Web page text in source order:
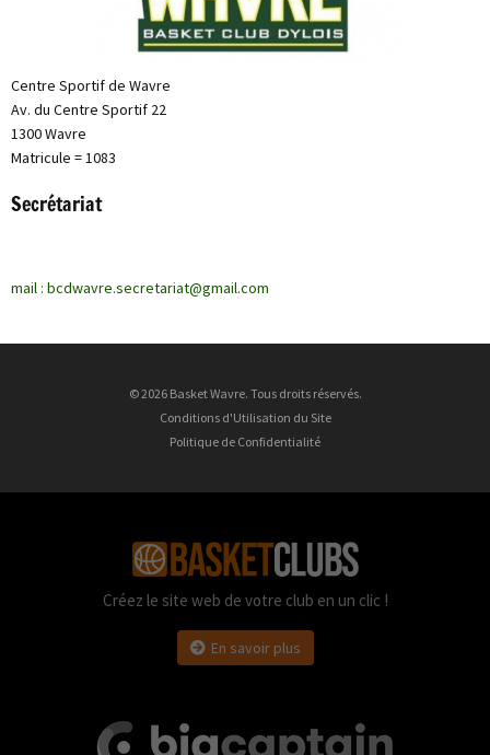
Centre Sportif de Wavre
Av. du Centre Sportif 22
1300 Wavre
Matricule = 1083
Secrétariat
mail : bcdwavre.secretariat@gmail.com
© 2026 Basket Wavre. Tous droits réservés.
Conditions d'Utilisation du Site
Politique de Confidentialité
Créez le site web de votre club en un clic !
En savoir plus